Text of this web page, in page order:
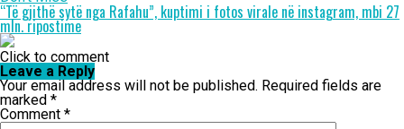
“Të gjithë sytë nga Rafahu”, kuptimi i fotos virale në instagram, mbi 27
mln. ripostime
Click to comment
Leave a Reply
Your email address will not be published. Required fields are
marked *
Comment *